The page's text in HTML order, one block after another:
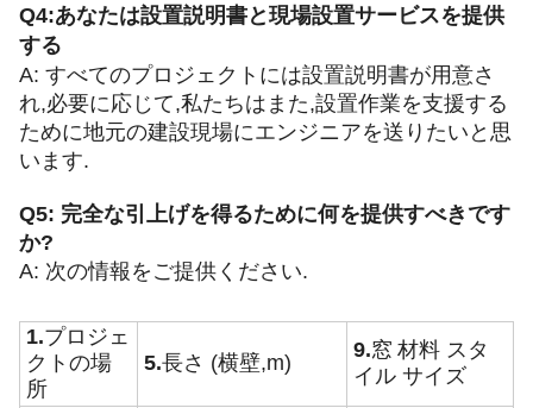
Q4:あなたは設置説明書と現場設置サービスを提供
する
A: すべてのプロジェクトには設置説明書が用意さ
れ,必要に応じて,私たちはまた,設置作業を支援する
ために地元の建設現場にエンジニアを送りたいと思
います.
Q5: 完全な引上げを得るために何を提供すべきです
か?
A: 次の情報をご提供ください.
1.プロジェ
クトの場
所
5.長さ (横壁,m)
9.窓 材料 スタ
イル サイズ